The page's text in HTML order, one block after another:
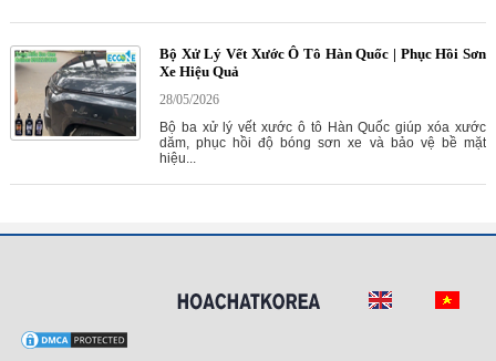
Bộ Xử Lý Vết Xước Ô Tô Hàn Quốc | Phục Hồi Sơn
Xe Hiệu Quả
28/05/2026
Bộ ba xử lý vết xước ô tô Hàn Quốc giúp xóa xước
dăm, phục hồi độ bóng sơn xe và bảo vệ bề mặt
hiệu...